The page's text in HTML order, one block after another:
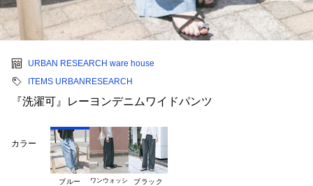
URBAN RESEARCH ware house
ITEMS URBANRESEARCH
『洗濯可』レーヨンデニムワイドパンツ
カラー
ブルー
ワンウォッシ
ブラック